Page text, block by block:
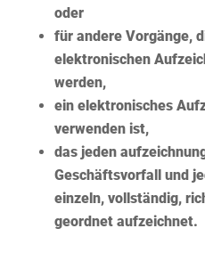
oder
für andere Vorgänge,
elektronischen
werden,
ein elektronisches
verwenden ist,
das jeden
Geschäftsvorfall und
einzeln, vollständig,
geordnet aufzeichnet.